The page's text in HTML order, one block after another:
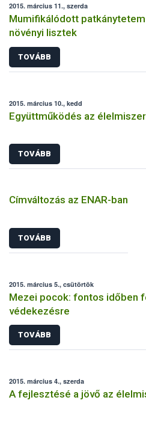
2015. március 11., szerda
Mumifikálódott
növényi lisztek
TOVÁBB
2015. március 10., kedd
Együttműködés az
TOVÁBB
Címváltozás az ENAR-ban
TOVÁBB
2015. március 5., csütörtök
Mezei pocok: fontos időben
védekezésre
TOVÁBB
2015. március 4., szerda
A fejlesztésé a jövő az